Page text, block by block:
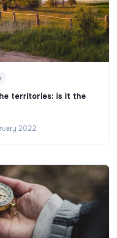
territories: is it the
2022